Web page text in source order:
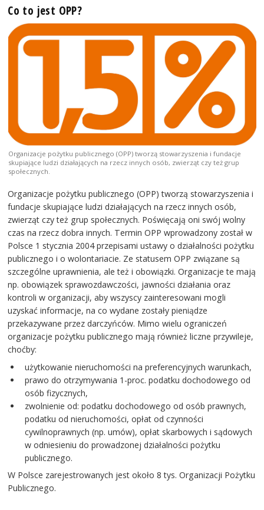
Co to jest OPP?
Organizacje pożytku publicznego (OPP) tworzą stowarzyszenia i fundacje
skupiające ludzi działających na rzecz innych osób, zwierząt czy też grup
społecznych.
Organizacje pożytku publicznego (OPP) tworzą stowarzyszenia i
fundacje skupiające ludzi działających na rzecz innych osób,
zwierząt czy też grup społecznych. Poświęcają oni swój wolny
czas na rzecz dobra innych. Termin OPP wprowadzony został w
Polsce 1 stycznia 2004 przepisami ustawy o działalności pożytku
publicznego i o wolontariacie. Ze statusem OPP związane są
szczególne uprawnienia, ale też i obowiązki. Organizacje te mają
np. obowiązek sprawozdawczości, jawności działania oraz
kontroli w organizacji, aby wszyscy zainteresowani mogli
uzyskać informacje, na co wydane zostały pieniądze
przekazywane przez darczyńców. Mimo wielu ograniczeń
organizacje pożytku publicznego mają również liczne przywileje,
choćby:
użytkowanie nieruchomości na preferencyjnych warunkach,
prawo do otrzymywania 1-proc. podatku dochodowego od
osób fizycznych,
zwolnienie od: podatku dochodowego od osób prawnych,
podatku od nieruchomości, opłat od czynności
cywilnoprawnych (np. umów), opłat skarbowych i sądowych
w odniesieniu do prowadzonej działalności pożytku
publicznego.
W Polsce zarejestrowanych jest około 8 tys. Organizacji Pożytku
Publicznego.